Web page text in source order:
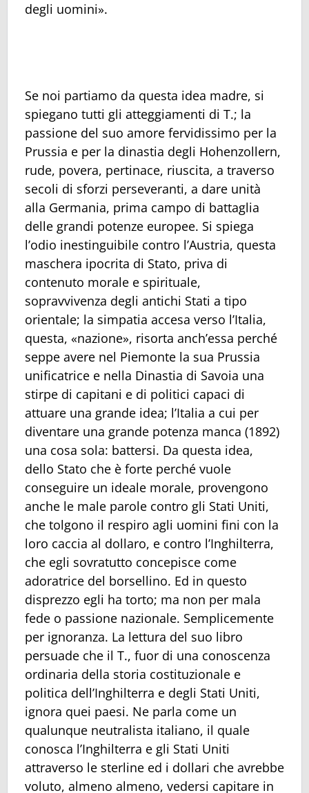
degli uomini».
Se noi partiamo da questa idea madre, si
spiegano tutti gli atteggiamenti di T.; la
passione del suo amore fervidissimo per la
Prussia e per la dinastia degli Hohenzollern,
rude, povera, pertinace, riuscita, a traverso
secoli di sforzi perseveranti, a dare unità
alla Germania, prima campo di battaglia
delle grandi potenze europee. Si spiega
l’odio inestinguibile contro l’Austria, questa
maschera ipocrita di Stato, priva di
contenuto morale e spirituale,
sopravvivenza degli antichi Stati a tipo
orientale; la simpatia accesa verso l’Italia,
questa, «nazione», risorta anch’essa perché
seppe avere nel Piemonte la sua Prussia
unificatrice e nella Dinastia di Savoia una
stirpe di capitani e di politici capaci di
attuare una grande idea; l’Italia a cui per
diventare una grande potenza manca (1892)
una cosa sola: battersi. Da questa idea,
dello Stato che è forte perché vuole
conseguire un ideale morale, provengono
anche le male parole contro gli Stati Uniti,
che tolgono il respiro agli uomini fini con la
loro caccia al dollaro, e contro l’Inghilterra,
che egli sovratutto concepisce come
adoratrice del borsellino. Ed in questo
disprezzo egli ha torto; ma non per mala
fede o passione nazionale. Semplicemente
per ignoranza. La lettura del suo libro
persuade che il T., fuor di una conoscenza
ordinaria della storia costituzionale e
politica dell’Inghilterra e degli Stati Uniti,
ignora quei paesi. Ne parla come un
qualunque neutralista italiano, il quale
conosca l’Inghilterra e gli Stati Uniti
attraverso le sterline ed i dollari che avrebbe
voluto, almeno almeno, vedersi capitare in